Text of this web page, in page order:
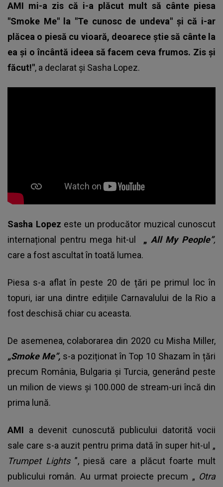
AMI mi-a zis că i-a plăcut mult să cânte piesa
"Smoke Me" la "Te cunosc de undeva" și că i-ar
plăcea o piesă cu vioară, deoarece știe să cânte la
ea și o încântă ideea să facem ceva frumos. Zis și
făcut!", a declarat și Sasha Lopez.
Sasha Lopez este un producător muzical cunoscut
internațional pentru mega hit-ul „ All My People”,
care a fost ascultat în toată lumea.
Piesa s-a aflat în peste 20 de țări pe primul loc în
topuri, iar una dintre edițiile Carnavalului de la Rio a
fost deschisă chiar cu aceasta.
De asemenea, colaborarea din 2020 cu Misha Miller,
„Smoke Me”, s-a poziționat în Top 10 Shazam în țări
precum România, Bulgaria și Turcia, generând peste
un milion de views și 100.000 de stream-uri încă din
prima lună.
AMI a devenit cunoscută publicului datorită vocii
sale care s-a auzit pentru prima dată în super hit-ul „
Trumpet Lights ”, piesă care a plăcut foarte mult
publicului român. Au urmat proiecte precum „ Otra